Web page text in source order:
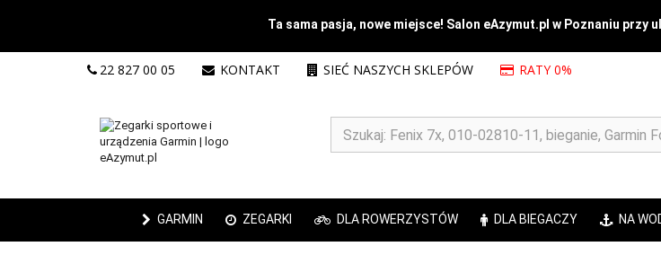
Ta sama pasja, nowe miejsce! Salon eAzymut.pl w Poznaniu przy
22 827 00 05 KONTAKT SIEĆ NASZYCH SKLEPÓW RATY 0%
GARMIN ZEGARKI DLA ROWERZYSTÓW DLA BIEGACZY NA